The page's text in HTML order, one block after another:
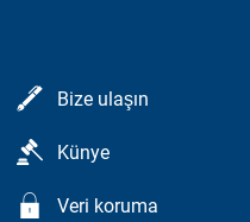
Bize ulaşın
Künye
Veri koruma